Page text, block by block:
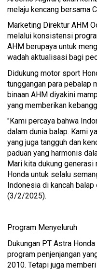
melaju kencang bersama
Marketing Direktur AHM
melalui konsistensi
AHM berupaya untuk
wadah aktualisasi bagi
Didukung motor sport
tunggangan para pebalap
binaan AHM diyakini
yang memberikan
"Kami percaya bahwa
dalam dunia balap. Kami
yang juga tangguh dan
paduan yang harmonis
Mari kita dukung generasi
Honda untuk selalu
Indonesia di kancah balap
(3/2/2025).
Program Menyeluruh
Dukungan PT Astra
program penjenjangan
2010. Tetapi juga